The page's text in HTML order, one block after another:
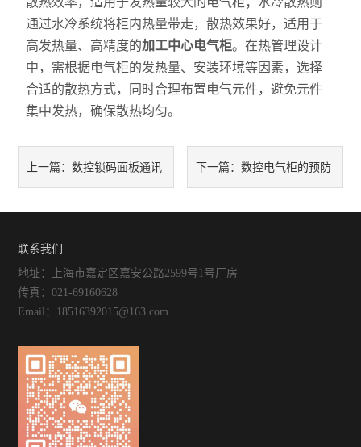
通过水冷系统将柜内热量带走，散热效果好，适用于
高发热量、高精度的加工中心电气柜。在热管理设计
中，需根据电气柜的发热量、安装环境等因素，选择
合适的散热方式，同时合理布置电气元件，避免元件
集中发热，确保散热均匀。
上一篇：数控锁码面板通讯 下一篇： 数控电气柜的预防
联系我们
地址：上海市嘉定区嘉安公路2599号1号厂房
传真：021-69160628
Email：18516392015@163.com